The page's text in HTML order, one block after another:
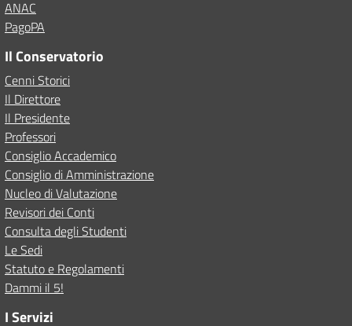
ANAC
PagoPA
Il Conservatorio
Cenni Storici
Il Direttore
Il Presidente
Professori
Consiglio Accademico
Consiglio di Amministrazione
Nucleo di Valutazione
Revisori dei Conti
Consulta degli Studenti
Le Sedi
Statuto e Regolamenti
Dammi il 5!
I Servizi